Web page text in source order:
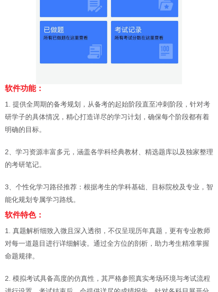
软件功能：
1. 提供全周期的备考规划，从备考的起始阶段直至冲刺阶段，针对考
研学子的具体情况，精心打造详尽的学习计划，确保每个阶段都有着
明确的目标。
2、学习资源丰富多元，涵盖各学科经典教材、精选题库以及独家整理
的考研笔记。
3、个性化学习路径推荐：根据考生的学科基础、目标院校及专业，智
能化规划专属学习路线。
软件特色：
1. 真题解析细致入微且深入透彻，不仅呈现历年真题，更有专业教师
对每一道题目进行详细解读。通过全方位的剖析，助力考生精准掌握
命题规律。
2. 模拟考试具备高度的仿真性，其严格参照真实考场环境与考试流程